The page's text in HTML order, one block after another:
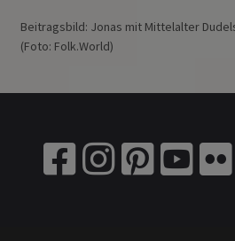
Beitragsbild: Jonas mit Mittelalter
(Foto: Folk.World)